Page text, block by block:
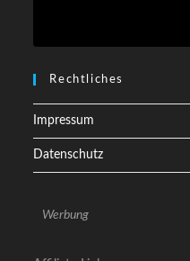
Rechtliches
Impressum
Datenschutz
Werbung